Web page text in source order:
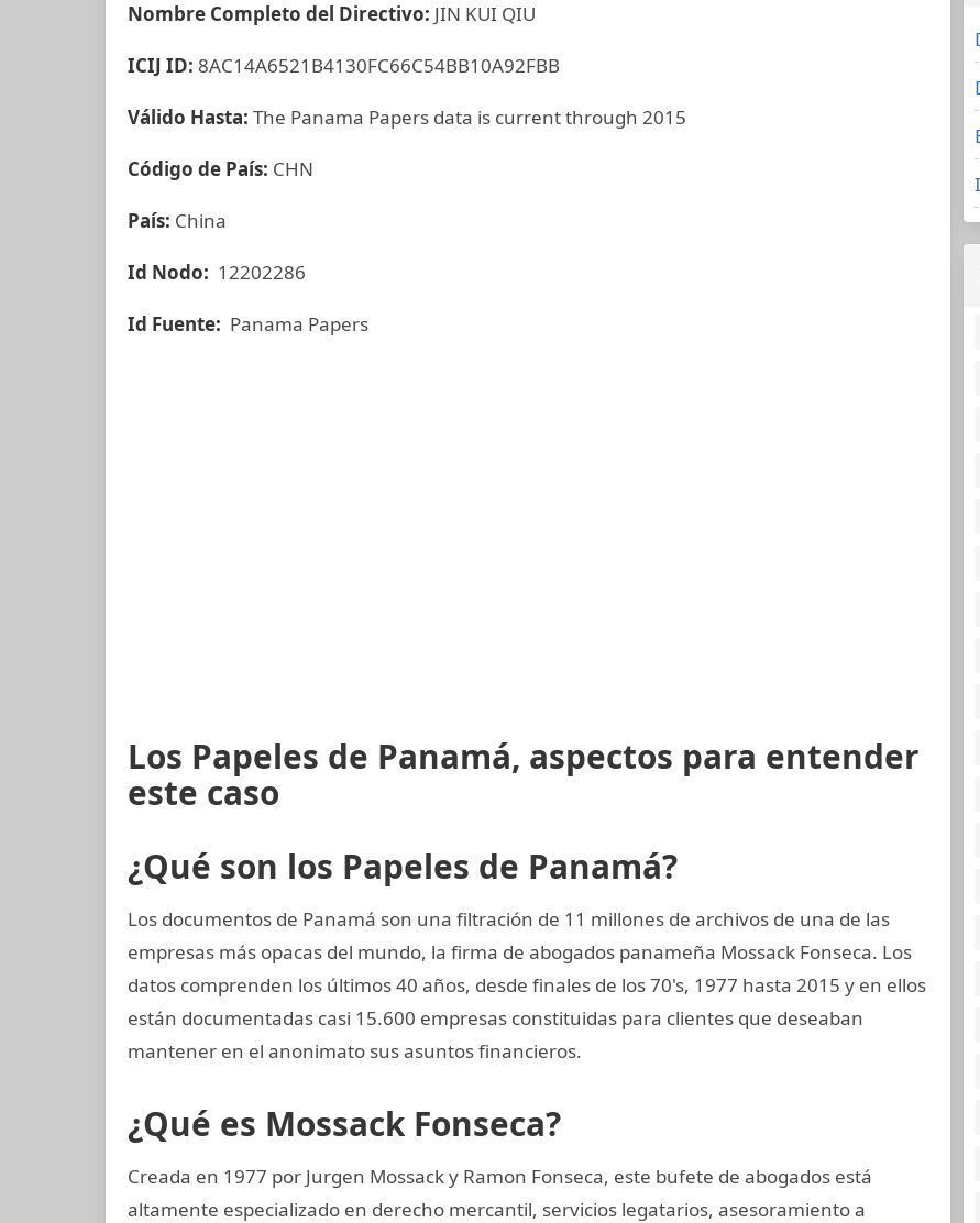
Nombre Completo del Directivo: JIN KUI QIU
ICIJ ID: 8AC14A6521B4130FC66C54BB10A92FBB
Válido Hasta: The Panama Papers data is current through 2015
Código de País: CHN
País: China
Id Nodo: 12202286
Id Fuente: Panama Papers
Los Papeles de Panamá, aspectos para entender
este caso
¿Qué son los Papeles de Panamá?
Los documentos de Panamá son una filtración de 11 millones de archivos de una de las
empresas más opacas del mundo, la firma de abogados panameña Mossack Fonseca. Los
datos comprenden los últimos 40 años, desde finales de los 70's, 1977 hasta 2015 y en ellos
están documentadas casi 15.600 empresas constituidas para clientes que deseaban
mantener en el anonimato sus asuntos financieros.
¿Qué es Mossack Fonseca?
Creada en 1977 por Jurgen Mossack y Ramon Fonseca, este bufete de abogados está
altamente especializado en derecho mercantil, servicios legatarios, asesoramiento a